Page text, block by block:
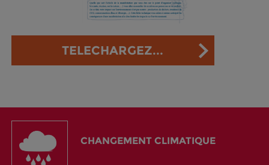
TELECHARGEZ...
CHANGEMENT CLIMATIQUE